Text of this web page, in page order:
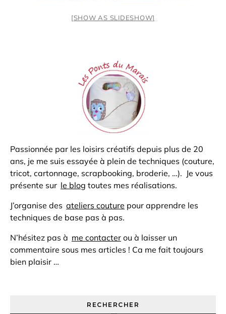
[SHOW AS SLIDESHOW]
Passionnée par les loisirs créatifs depuis plus de 20
ans, je me suis essayée à plein de techniques (couture,
tricot, cartonnage, scrapbooking, broderie, …). Je vous
présente sur le blog toutes mes réalisations.
J’organise des ateliers couture pour apprendre les
techniques de base pas à pas.
N’hésitez pas à me contacter ou à laisser un
commentaire sous mes articles ! Ca me fait toujours
bien plaisir …
RECHERCHER